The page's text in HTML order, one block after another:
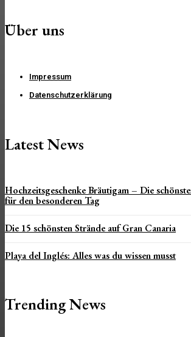
Über uns
Impressum
Datenschutzerklärung
Latest News
Hochzeitsgeschenke Bräutigam – Die
für den besonderen Tag
Die 15 schönsten Strände auf Gran Canaria
Playa del Inglés: Alles was du wissen musst
Trending News